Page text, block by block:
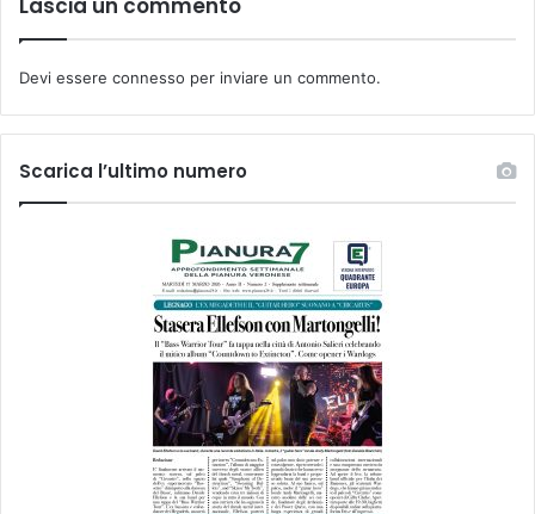
Lascia un commento
Devi essere connesso per inviare un commento.
Scarica l’ultimo numero